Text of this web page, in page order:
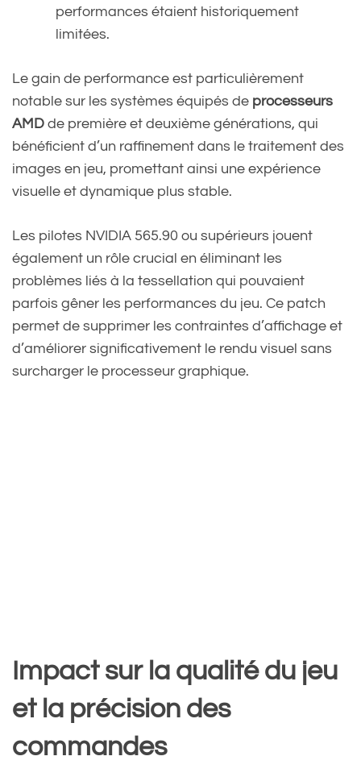
performances étaient historiquement
limitées.
Le gain de performance est particulièrement
notable sur les systèmes équipés de processeurs
AMD de première et deuxième générations, qui
bénéficient d’un raffinement dans le traitement des
images en jeu, promettant ainsi une expérience
visuelle et dynamique plus stable.
Les pilotes NVIDIA 565.90 ou supérieurs jouent
également un rôle crucial en éliminant les
problèmes liés à la tessellation qui pouvaient
parfois gêner les performances du jeu. Ce patch
permet de supprimer les contraintes d’affichage et
d’améliorer significativement le rendu visuel sans
surcharger le processeur graphique.
Impact sur la qualité du jeu
et la précision des
commandes